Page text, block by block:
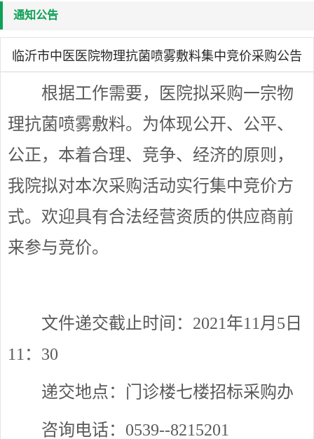
通知公告
临沂市中医医院物理抗菌喷雾敷料集中竞价采购公告
根据工作需要，医院拟采购一宗物
理抗菌喷雾敷料。为体现公开、公平、
公正，本着合理、竞争、经济的原则，
我院拟对本次采购活动实行集中竞价方
式。欢迎具有合法经营资质的供应商前
来参与竞价。
文件递交截止时间：2021年11月5日
11：30
递交地点：门诊楼七楼招标采购办
咨询电话：0539--8215201